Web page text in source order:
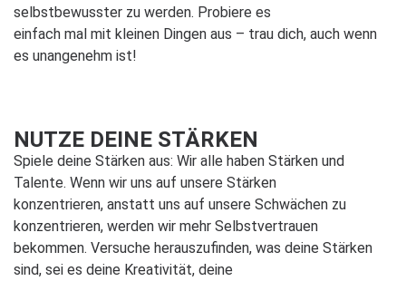
selbstbewusster zu werden. Probiere es
einfach mal mit kleinen Dingen aus – trau dich, auch wenn
es unangenehm ist!
NUTZE DEINE STÄRKEN
Spiele deine Stärken aus: Wir alle haben Stärken und
Talente. Wenn wir uns auf unsere Stärken
konzentrieren, anstatt uns auf unsere Schwächen zu
konzentrieren, werden wir mehr Selbstvertrauen
bekommen. Versuche herauszufinden, was deine Stärken
sind, sei es deine Kreativität, deine